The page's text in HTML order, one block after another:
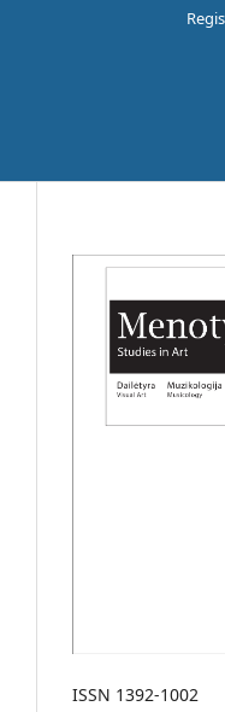
ISSN 1392-1002